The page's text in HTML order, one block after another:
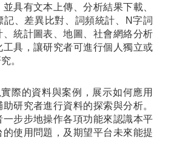
具有文本上傳、分析結果下載、
記、差異比對、詞頻統計、N字詞
統計圖表、地圖、社會網絡分析
工具，讓研究者可進行個人獨立或
。
際的資料與案例，展示如何應用
研究者進行資料的探索與分析。
步步地操作各項功能來認識本平
的使用問題，及期望平台未來能提